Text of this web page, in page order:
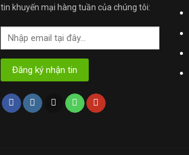
tin khuyến mại hàng tuần của chúng tôi: